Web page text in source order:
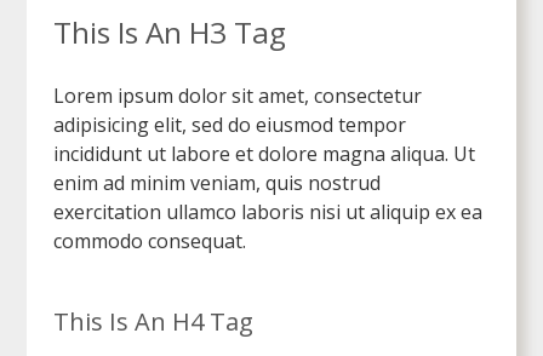
This Is An H3 Tag
Lorem ipsum dolor sit amet, consectetur
adipisicing elit, sed do eiusmod tempor
incididunt ut labore et dolore magna aliqua. Ut
enim ad minim veniam, quis nostrud
exercitation ullamco laboris nisi ut aliquip ex ea
commodo consequat.
This Is An H4 Tag